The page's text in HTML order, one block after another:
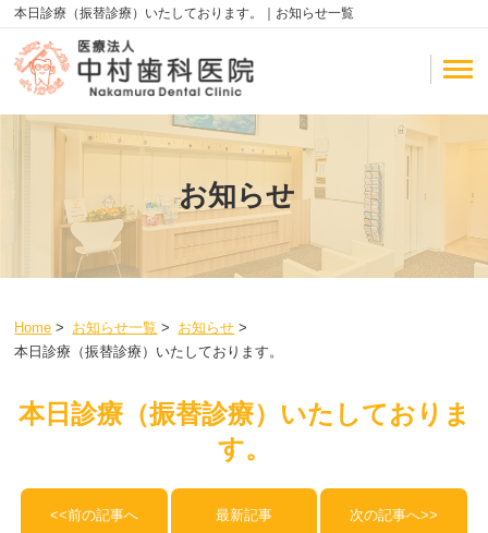
本日診療（振替診療）いたしております。｜お知らせ一覧
お知らせ
Home > お知らせ一覧 > お知らせ >
本日診療（振替診療）いたしております。
本日診療（振替診療）いたしておりま
す。
<<前の記事へ 最新記事 次の記事へ>>